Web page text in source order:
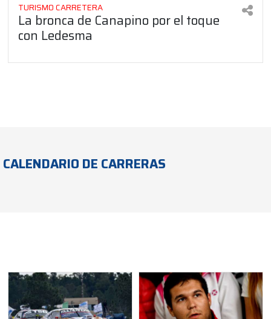
TURISMO CARRETERA
La bronca de Canapino por el toque
con Ledesma
CALENDARIO DE CARRERAS